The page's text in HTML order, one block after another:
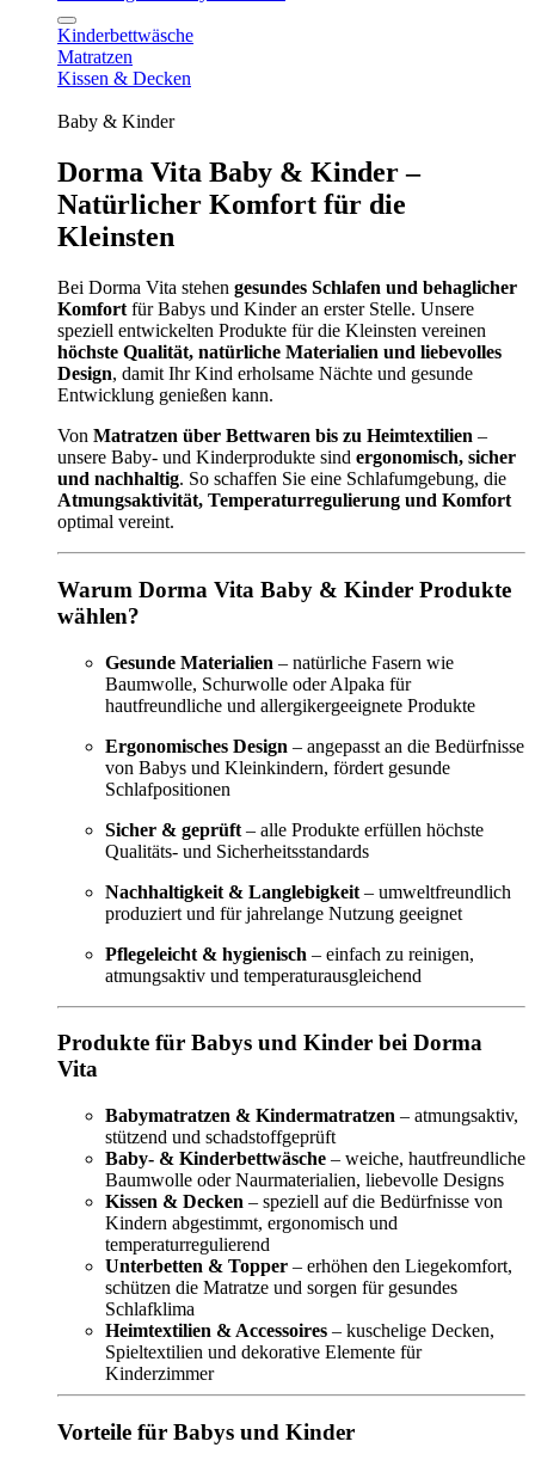
Kinderbettwäsche
Matratzen
Kissen & Decken
Baby & Kinder
Dorma Vita Baby & Kinder –
Natürlicher Komfort für die
Kleinsten
Bei Dorma Vita stehen gesundes Schlafen und behaglicher
Komfort für Babys und Kinder an erster Stelle. Unsere
speziell entwickelten Produkte für die Kleinsten vereinen
höchste Qualität, natürliche Materialien und liebevolles
Design, damit Ihr Kind erholsame Nächte und gesunde
Entwicklung genießen kann.
Von Matratzen über Bettwaren bis zu Heimtextilien –
unsere Baby- und Kinderprodukte sind ergonomisch, sicher
und nachhaltig. So schaffen Sie eine Schlafumgebung, die
Atmungsaktivität, Temperaturregulierung und Komfort
optimal vereint.
Warum Dorma Vita Baby & Kinder Produkte
wählen?
Gesunde Materialien – natürliche Fasern wie
Baumwolle, Schurwolle oder Alpaka für
hautfreundliche und allergikergeeignete Produkte
Ergonomisches Design – angepasst an die Bedürfnisse
von Babys und Kleinkindern, fördert gesunde
Schlafpositionen
Sicher & geprüft – alle Produkte erfüllen höchste
Qualitäts- und Sicherheitsstandards
Nachhaltigkeit & Langlebigkeit – umweltfreundlich
produziert und für jahrelange Nutzung geeignet
Pflegeleicht & hygienisch – einfach zu reinigen,
atmungsaktiv und temperaturausgleichend
Produkte für Babys und Kinder bei Dorma
Vita
Babymatratzen & Kindermatratzen – atmungsaktiv,
stützend und schadstoffgeprüft
Baby- & Kinderbettwäsche – weiche, hautfreundliche
Baumwolle oder Naurmaterialien, liebevolle Designs
Kissen & Decken – speziell auf die Bedürfnisse von
Kindern abgestimmt, ergonomisch und
temperaturregulierend
Unterbetten & Topper – erhöhen den Liegekomfort,
schützen die Matratze und sorgen für gesundes
Schlafklima
Heimtextilien & Accessoires – kuschelige Decken,
Spieltextilien und dekorative Elemente für
Kinderzimmer
Vorteile für Babys und Kinder